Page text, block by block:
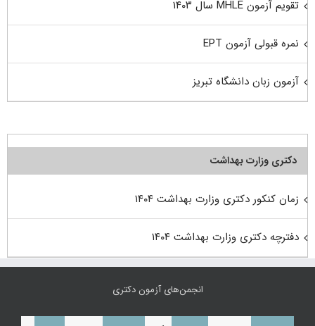
تقویم آزمون MHLE سال ۱۴۰۳
نمره قبولی آزمون EPT
آزمون زبان دانشگاه تبریز
دکتری وزارت بهداشت
زمان کنکور دکتری وزارت بهداشت ۱۴۰۴
دفترچه دکتری وزارت بهداشت ۱۴۰۴
انجمن‌های آزمون دکتری